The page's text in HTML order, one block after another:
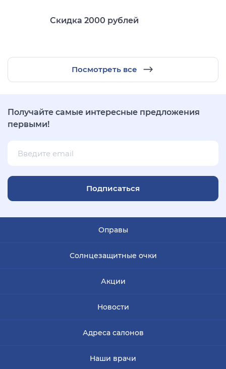
Скидка 2000 рублей
Посмотреть все
Получайте самые интересные предложения
первыми!
Подписаться
Оправы
Солнцезащитные очки
Акции
Новости
Адреса салонов
Наши врачи